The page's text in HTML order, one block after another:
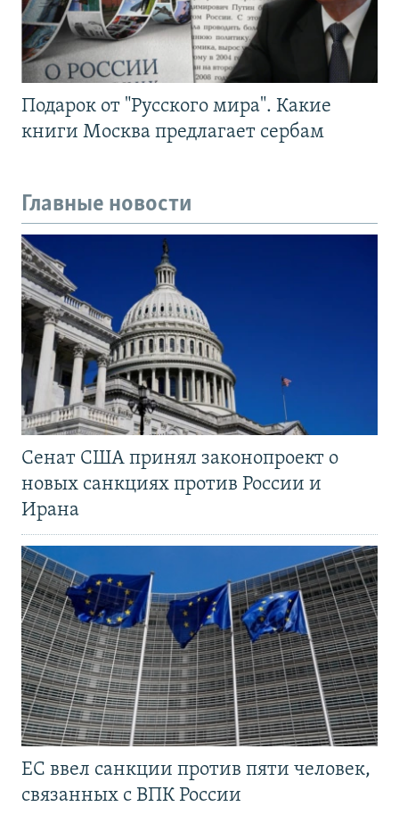
Подарок от "Русского мира". Какие
книги Москва предлагает сербам
Главные новости
Сенат США принял законопроект о
новых санкциях против России и
Ирана
ЕС ввел санкции против пяти человек,
связанных с ВПК России